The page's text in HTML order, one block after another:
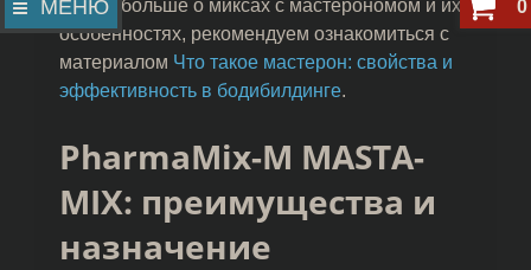
МЕНЮ
узнать больше о миксах с мастерономом и их
особенностях, рекомендуем ознакомиться с
материалом Что такое мастерон: свойства и
эффективность в бодибилдинге.
PharmaMix-M MASTA-
MIX: преимущества и
назначение
0